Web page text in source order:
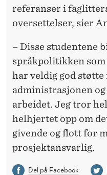
referanser i
oversettelser, sier
– Disse studentene
språkpolitikken
har veldig god
administrasjonen
arbeidet. Jeg tror
helhjertet opp om
givende og flott for
prosjektansvarlig.
Del på Facebook